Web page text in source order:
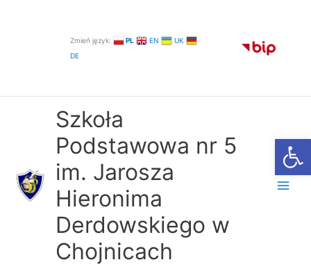
Zmień język: PL EN
UK
DE
Szkoła
Podstawowa nr 5
im. Jarosza
Hieronima
Derdowskiego w
Chojnicach